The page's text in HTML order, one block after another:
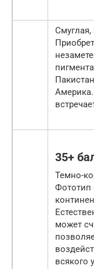
35+
Темно-
Фототип
может
всякого